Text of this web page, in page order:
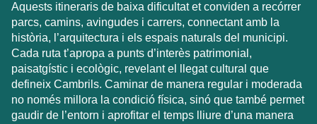
Aquests itineraris de baixa dificultat et conviden a recórrer
parcs, camins, avingudes i carrers, connectant amb la
història, l’arquitectura i els espais naturals del municipi.
Cada ruta t’apropa a punts d’interès patrimonial,
paisatgístic i ecològic, revelant el llegat cultural que
defineix Cambrils. Caminar de manera regular i moderada
no només millora la condició física, sinó que també permet
gaudir de l’entorn i aprofitar el temps lliure d’una manera